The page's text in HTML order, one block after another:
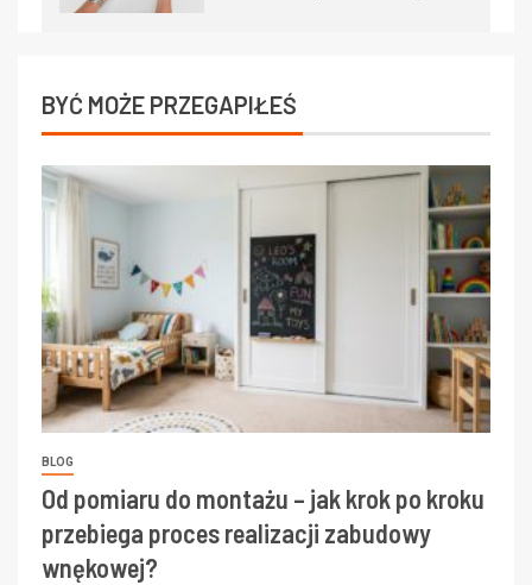
BYĆ MOŻE PRZEGAPIŁEŚ
BLOG
Od pomiaru do montażu – jak krok po kroku
przebiega proces realizacji zabudowy
wnękowej?